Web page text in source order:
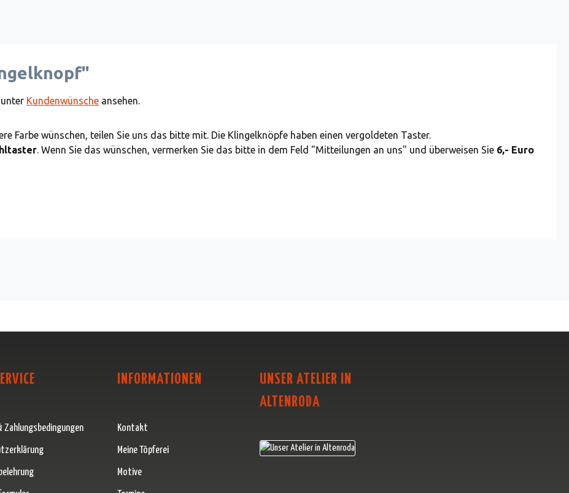
Kundenwünsche ansehen.
Farbe wünschen, teilen Sie uns das bitte mit. Die Klingelknöpfe haben einen vergoldeten Taster.
. Wenn Sie das wünschen, vermerken Sie das bitte in dem Feld "Mitteilungen an uns" und überweisen Sie 6,- Euro
Zahlungsbedingungen
INFORMATIONEN
Kontakt
Meine Töpferei
Motive
UNSER ATELIER IN
ALTENRODA